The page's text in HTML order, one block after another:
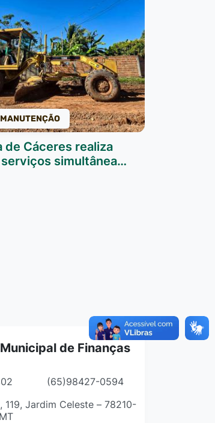
de Cáceres realiza
simultânea…
de Finanças
(65)98427-0594
119, Jardim Celeste – 78210-